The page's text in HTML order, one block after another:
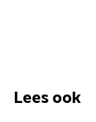
Lees ook